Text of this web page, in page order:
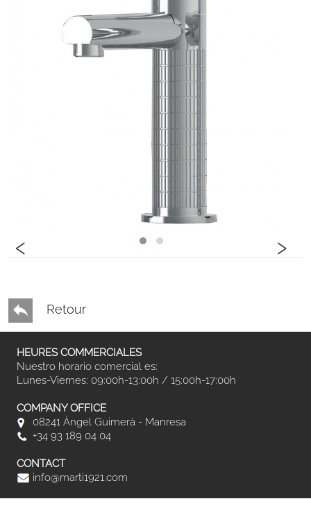
‹ ›
Retour
HEURES COMMERCIALES
Nuestro horario comercial es:
Lunes-Viernes: 09:00h-13:00h / 15:00h-17:00h
COMPANY OFFICE
08241 Àngel Guimerà - Manresa
+34 93 189 04 04
CONTACT
info@marti1921.com